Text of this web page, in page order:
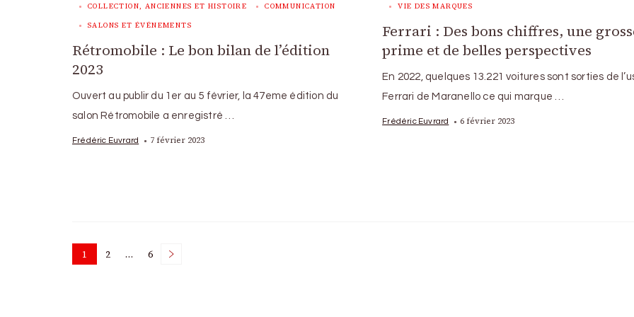
COLLECTION, ANCIENNES ET HISTOIRE COMMUNICATION
SALONS ET ÉVÉNEMENTS
Rétromobile : Le bon bilan de l’édition
2023
Ouvert au publir du 1er au 5 février, la 47eme édition du
salon Rétromobile a enregistré …
Frédéric Euvrard 7 février 2023
VIE DES MARQUES
Ferrari : Des bons chiffres, une
prime et de belles perspectives
En 2022, quelques 13.221 voitures sont sorties de
Ferrari de Maranello ce qui marque …
Frédéric Euvrard 6 février 2023
Posts
Page
1 Page
2 … Page
6